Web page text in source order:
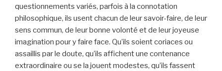
questionnements variés, parfois à la connotation
philosophique, ils usent chacun de leur savoir-faire, de leur
sens commun, de leur bonne volonté et de leur joyeuse
imagination pour y faire face. Qu’ils soient coriaces ou
assaillis par le doute, qu’ils affichent une contenance
extraordinaire ou se la jouent modestes, qu’ils fassent